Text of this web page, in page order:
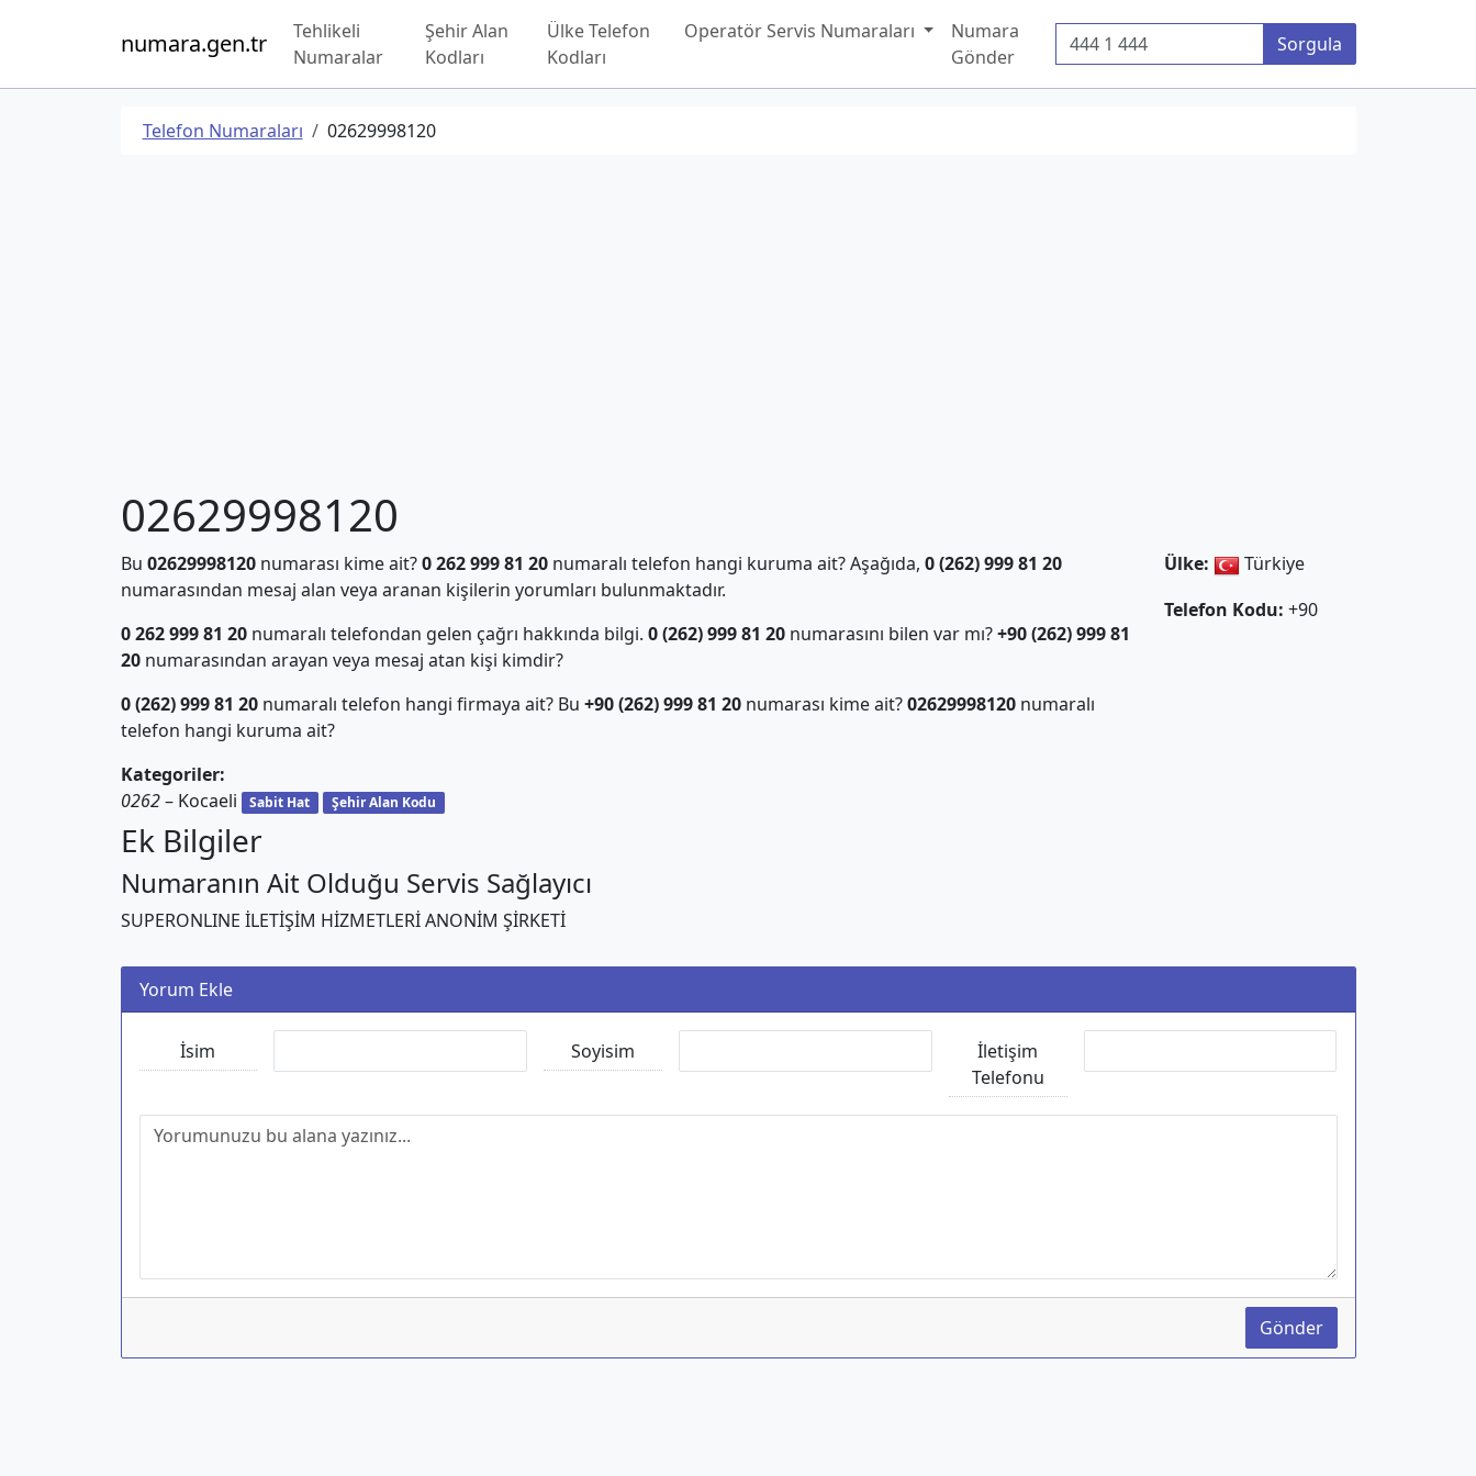
numara.gen.tr
Tehlikeli
Numaralar
Şehir Alan
Kodları
Ülke Telefon
Kodları
Operatör Servis Numaraları
Numara
Gönder
Telefon Numarası Sorgula
Telefon Numaraları 02629998120
02629998120
Bu 02629998120numarası kime ait?0 262 999 81 20numaralı telefon hangi kuruma ait? Aşağıda, 0 (262) 999 81 20
numarasından mesaj alan veya aranan kişilerin yorumları bulunmaktadır.
0 262 999 81 20numaralı telefondan gelen çağrı hakkında bilgi. 0 (262) 999 81 20numarasını bilen var mı?+90 (262) 999 81
20numarasından arayan veya mesaj atan kişi kimdir?
0 (262) 999 81 20numaralı telefon hangi firmaya ait? Bu +90 (262) 999 81 20numarası kime ait?02629998120numaralı
telefon hangi kuruma ait?
Kategoriler:
0262– Kocaeli Sabit Hat Şehir Alan Kodu
Ülke:
Türkiye
Telefon Kodu: +90
Ek Bilgiler
Numaranın Ait Olduğu Servis Sağlayıcı
SUPERONLINE İLETİŞİM HİZMETLERİ ANONİM ŞİRKETİ
Yorum Ekle
İsim Soyisim
İletişim
Telefonu
Gönder